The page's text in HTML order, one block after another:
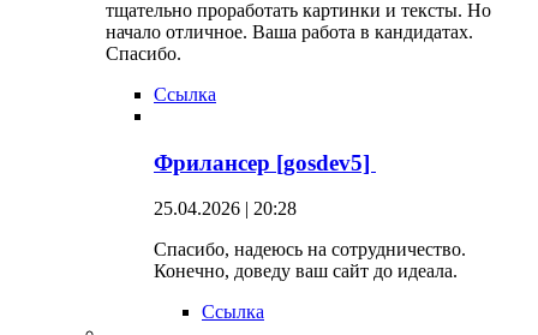
тщательно проработать картинки и тексты. Но
начало отличное. Ваша работа в кандидатах.
Спасибо.
Ссылка
Фрилансер [gosdev5]
25.04.2026 | 20:28
Спасибо, надеюсь на сотрудничество.
Конечно, доведу ваш сайт до идеала.
Ссылка